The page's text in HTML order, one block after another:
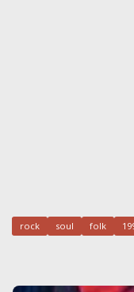
rock soul folk